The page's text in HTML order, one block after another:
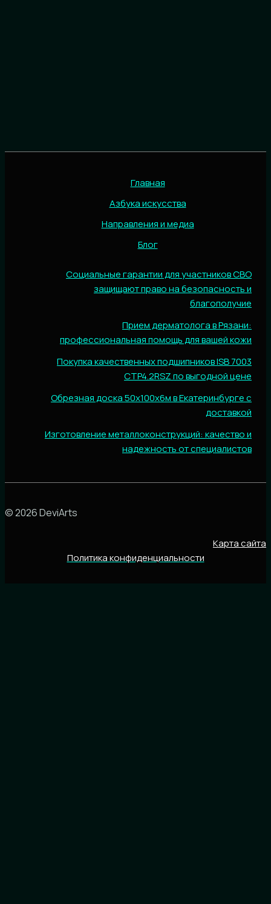
Главная
Азбука искусства
Направления и медиа
Блог
Социальные гарантии для участников СВО
защищают право на безопасность и
благополучие
Прием дерматолога в Рязани:
профессиональная помощь для вашей кожи
Покупка качественных подшипников ISB 7003
CTP4.2RSZ по выгодной цене
Обрезная доска 50х100х6м в Екатеринбурге с
доставкой
Изготовление металлоконструкций: качество и
надежность от специалистов
© 2026 DeviArts
Карта сайта
Политика конфиденциальности